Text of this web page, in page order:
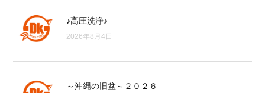
♪高圧洗浄♪
2026年8月4日
～沖縄の旧盆～２０２６